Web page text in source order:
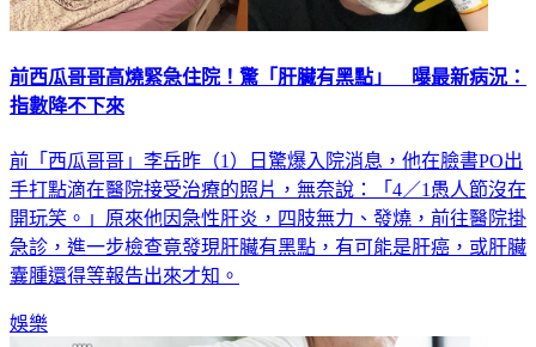
前西瓜哥哥高燒緊急住院！驚「肝臟有黑點」 曝最新病況：
指數降不下來
前「西瓜哥哥」李岳昨（1）日驚爆入院消息，他在臉書PO出
手打點滴在醫院接受治療的照片，無奈說：「4／1愚人節沒在
開玩笑。」原來他因急性肝炎，四肢無力、發燒，前往醫院掛
急診，進一步檢查竟發現肝臟有黑點，有可能是肝癌，或肝臟
囊腫還得等報告出來才知。
娛樂